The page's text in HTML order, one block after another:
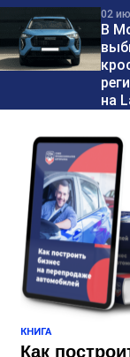
02
В
на
КНИГА
Как